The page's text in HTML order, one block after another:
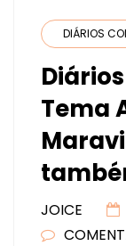
DIÁRIOS
Tema
JOICE